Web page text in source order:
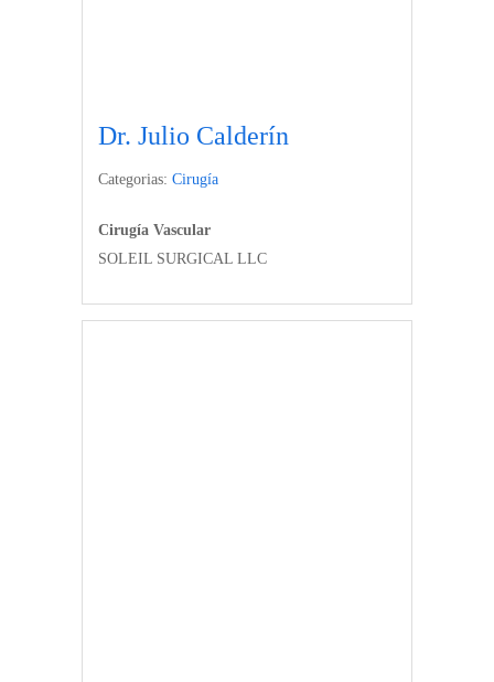
Dr. Julio Calderín
Categorias: Cirugía
Cirugía Vascular
SOLEIL SURGICAL LLC